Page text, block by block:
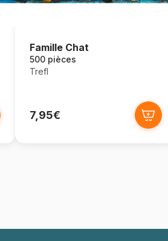
Famille Chat
500 pièces
Trefl
7,95€